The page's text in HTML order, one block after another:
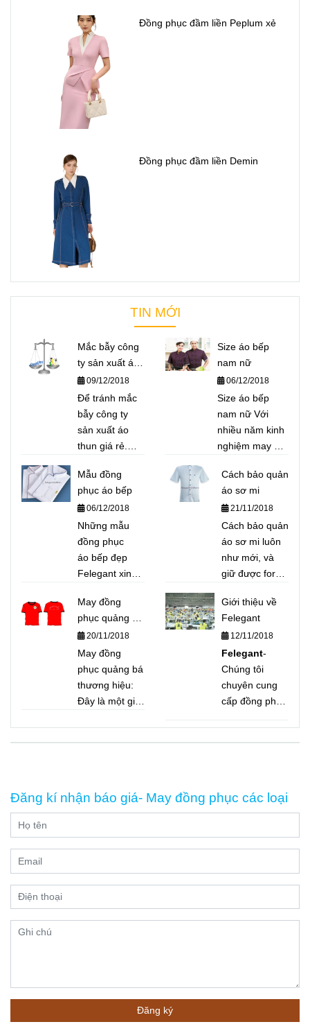
Đồng phục đầm liền Peplum xẻ
Đồng phục đầm liền Demin
TIN MỚI
Mắc bẫy công
ty sản xuất áo
thun giá rẻ
09/12/2018
Để tránh mắc
bẫy công ty
sản xuất áo
thun giá rẻ.
giới thiệu đến
quý khách một
số bí quyết để
phân biệt áo
thun giá rẻ,
chất lượng
"rởm"
Size áo bếp
nam nữ
06/12/2018
Size áo bếp
nam nữ Với
nhiều năm kinh
nghiệm may áo
hàng Nhật, nhà
hàng Việt, các
trường hướng
nghiệp...Felegant
xin giới thiệu để
quý khách hàng
bộ Size áo bếp
nhất để tham
khảo.
Mẫu đồng
phục áo bếp
06/12/2018
Những mẫu
đồng phục
áo bếp đẹp
Felegant xin
số mẫu điển
hình và thông
dụng bên dưới,
để quý khách
tiện tham khảo
Cách bảo quản
áo sơ mi
21/11/2018
Cách bảo quản
áo sơ mi luôn
như mới, và
giữ được form
May đồng
phục quảng bá
thương hiệu
20/11/2018
May đồng
phục quảng bá
thương hiệu:
Đây là một giải
hiệu nhanh
chóng và phủ
Giới thiệu về
Felegant
12/11/2018
Felegant-
Chúng tôi
chuyên cung
cấp đồng phục
Tư vấn, may
mẫu hoàn toàn
nghiệm may
sẽ cung cấp
cho bạn giải
dáng sang
bảo hành các
Đăng kí nhận báo giá- May đồng phục các loại
Đăng ký